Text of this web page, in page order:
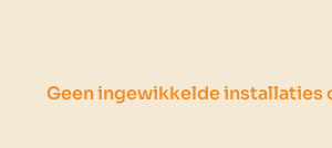
Geen ingewikkelde installaties